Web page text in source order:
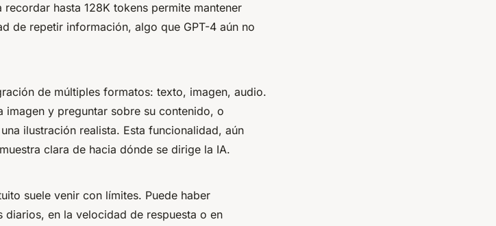
hasta 128K tokens permite mantener
de repetir información, algo que GPT-4 aún no
de múltiples formatos: texto, imagen, audio.
imagen y preguntar sobre su contenido, o
ilustración realista. Esta funcionalidad, aún
clara de hacia dónde se dirige la IA.
suele venir con límites. Puede haber
diarios, en la velocidad de respuesta o en